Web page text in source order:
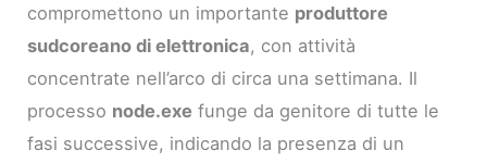
compromettono un importante produttore
sudcoreano di elettronica, con attività
concentrate nell’arco di circa una settimana. Il
processo node.exe funge da genitore di tutte le
fasi successive, indicando la presenza di un